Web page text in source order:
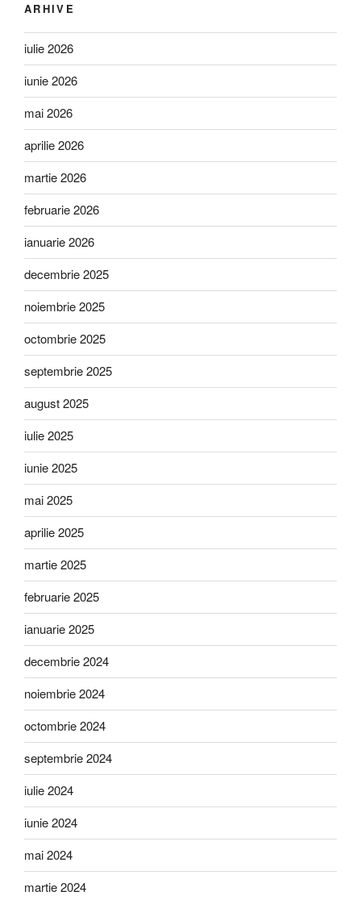
ARHIVE
iulie 2026
iunie 2026
mai 2026
aprilie 2026
martie 2026
februarie 2026
ianuarie 2026
decembrie 2025
noiembrie 2025
octombrie 2025
septembrie 2025
august 2025
iulie 2025
iunie 2025
mai 2025
aprilie 2025
martie 2025
februarie 2025
ianuarie 2025
decembrie 2024
noiembrie 2024
octombrie 2024
septembrie 2024
iulie 2024
iunie 2024
mai 2024
martie 2024